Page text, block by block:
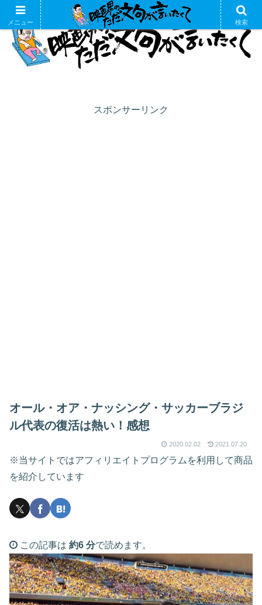
スポンサーリンク
オール・オア・ナッシング・サッカーブラジ
ル代表の復活は熱い！感想
2020.02.02 2021.07.20
※当サイトではアフィリエイトプログラムを利用して商品
を紹介しています
この記事は 約6 分で読めます。
メニュー 検索